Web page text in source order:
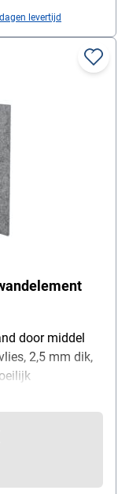
levertijd
door middel
2,5 mm dik,
(B/H): 100